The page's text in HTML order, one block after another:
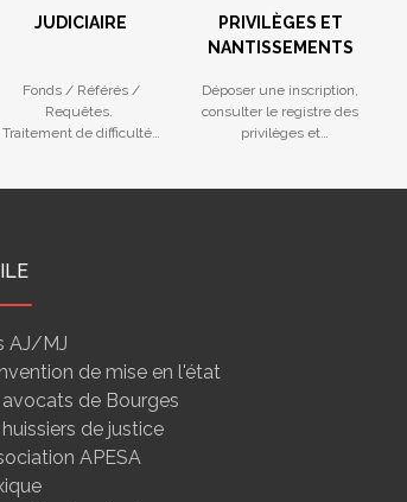
JUDICIAIRE
Fonds / Référés /
Requêtes.
Traitement de difficultés
PRIVILÈGES ET
NANTISSEMENTS
Déposer une inscription,
consulter le registre des
privilèges et
AJ/MJ
de mise en l'état
avocats de Bourges
de justice
APESA